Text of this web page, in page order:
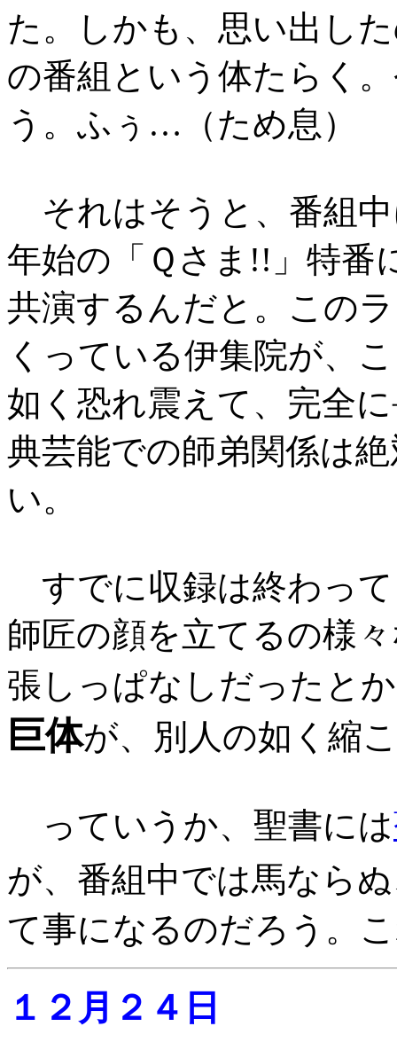
た。しかも、思い出し
の番組という体たらく
う。ふぅ…（ため息）
それはそうと、番組
年始の「Ｑさま!!」特番
共演するんだと。この
くっている伊集院が、
如く恐れ震えて、完全
典芸能での師弟関係は
い。
すでに収録は終わっ
師匠の顔を立てるの様
張しっぱなしだったと
巨体が、別人の如く縮
っていうか、聖書には
が、番組中では馬なら
て事になるのだろう。
１２月２４日